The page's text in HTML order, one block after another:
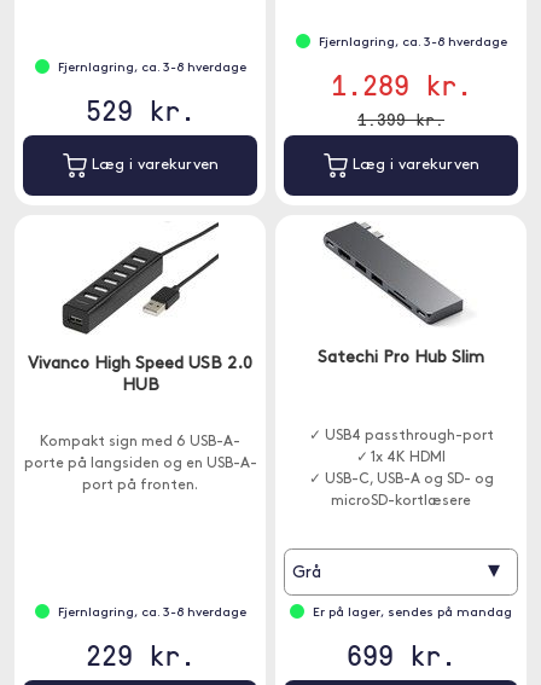
Fjernlagring, ca. 3-8 hverdage
529 kr.
Læg i varekurven
Fjernlagring, ca. 3-8 hverdage
1.289 kr.
1.399 kr.
Læg i varekurven
Vivanco High Speed USB 2.0
HUB
Kompakt sign med 6 USB-A-
porte på langsiden og en USB-A-
port på fronten.
Fjernlagring, ca. 3-8 hverdage
229 kr.
Satechi Pro Hub Slim
✓ USB4 passthrough-port
✓ 1x 4K HDMI
✓ USB-C, USB-A og SD- og
microSD-kortlæsere
Grå ▾
Er på lager, sendes på mandag
699 kr.